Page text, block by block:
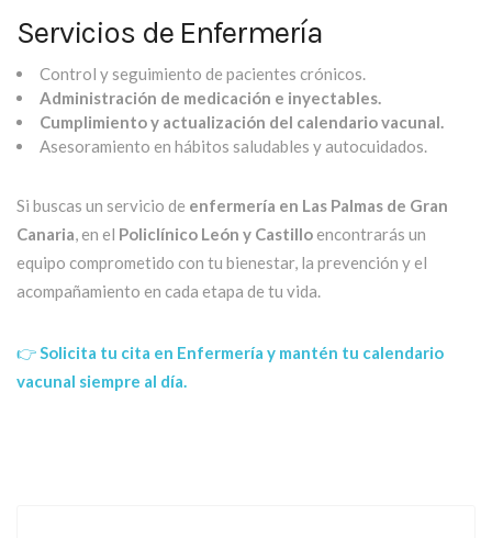
Servicios de Enfermería
Control y seguimiento de pacientes crónicos.
Administración de medicación e inyectables.
Cumplimiento y actualización del calendario vacunal.
Asesoramiento en hábitos saludables y autocuidados.
Si buscas un servicio de enfermería en Las Palmas de Gran
Canaria, en el Policlínico León y Castilloencontrarás un
equipo comprometido con tu bienestar, la prevención y el
acompañamiento en cada etapa de tu vida.
👉Solicita tu cita en Enfermería y mantén tu calendario
vacunal siempre al día.